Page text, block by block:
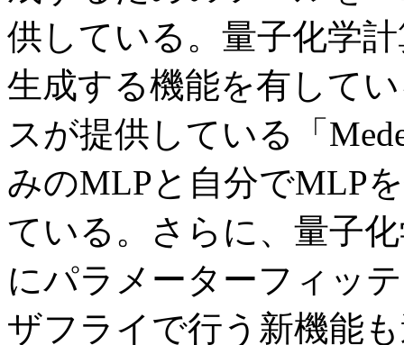
供している。量子化学
生成する機能を有して
スが提供している「
みのMLPと自分でMLP
ている。さらに、量子
にパラメーターフィッ
ザフライで行う新機能